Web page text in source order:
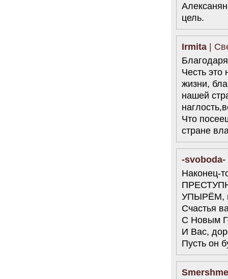
цель.
Irmita |
Честь это
жизни,
нашей
Что
стране
-svoboda-
Наконец-
УПЫРЁМ,
Счастья
С Новым
И Вас,
Пусть он